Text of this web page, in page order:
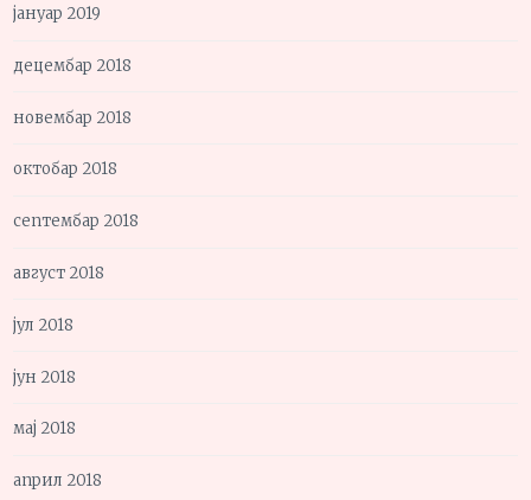
јануар 2019
децембар 2018
новембар 2018
октобар 2018
септембар 2018
август 2018
јул 2018
јун 2018
мај 2018
април 2018